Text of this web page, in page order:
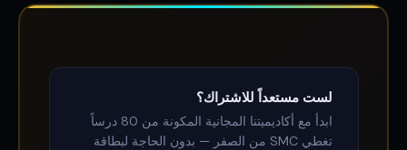
لست مستعداً للاشتراك؟
ابدأ مع أكاديميتنا المجانية المكونة من 80 درساً
تغطي SMC من الصفر — بدون الحاجة لبطاقة